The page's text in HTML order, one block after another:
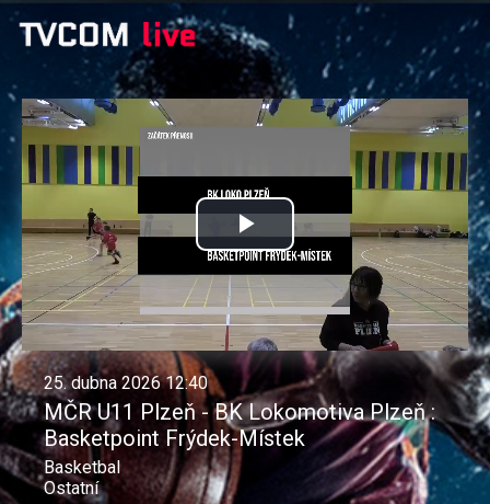
Přehrát
video
25. dubna 2026 12:40
MČR U11 Plzeň - BK Lokomotiva Plzeň :
Basketpoint Frýdek-Místek
Basketbal
Ostatní